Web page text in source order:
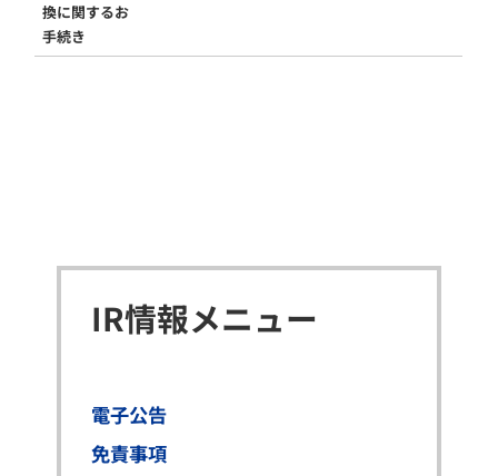
換に関するお
手続き
IR情報メニュー
電子公告
免責事項